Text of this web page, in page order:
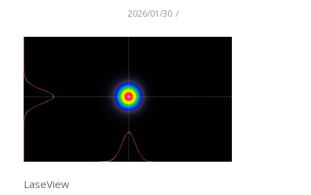
2026/01/30 /
LaseView